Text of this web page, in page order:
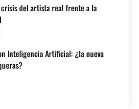
del artista real frente a la
Inteligencia Artificial: ¿la nueva